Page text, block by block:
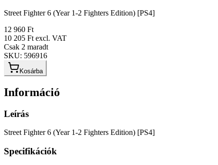
Street Fighter 6 (Year 1-2 Fighters Edition) [PS4]
12 960 Ft
10 205 Ft excl. VAT
Csak 2 maradt
SKU: 596916
Kosárba
Információ
Leírás
Street Fighter 6 (Year 1-2 Fighters Edition) [PS4]
Specifikációk